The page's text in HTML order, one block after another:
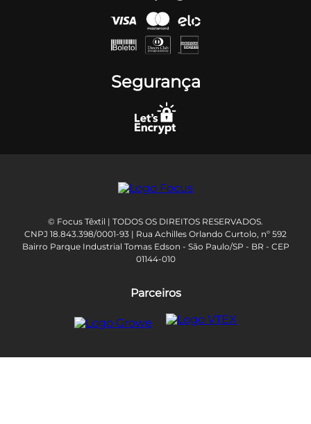
Segurança
© Focus Têxtil | TODOS OS DIREITOS RESERVADOS.
CNPJ 18.843.398/0001-93 | Rua Achilles Orlando Curtolo, nº 592
Bairro Parque Industrial Tomas Edson - São Paulo/SP - BR - CEP
01144-010
Parceiros